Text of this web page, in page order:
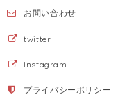
お問い合わせ
twitter
Instagram
プライバシーポリシー